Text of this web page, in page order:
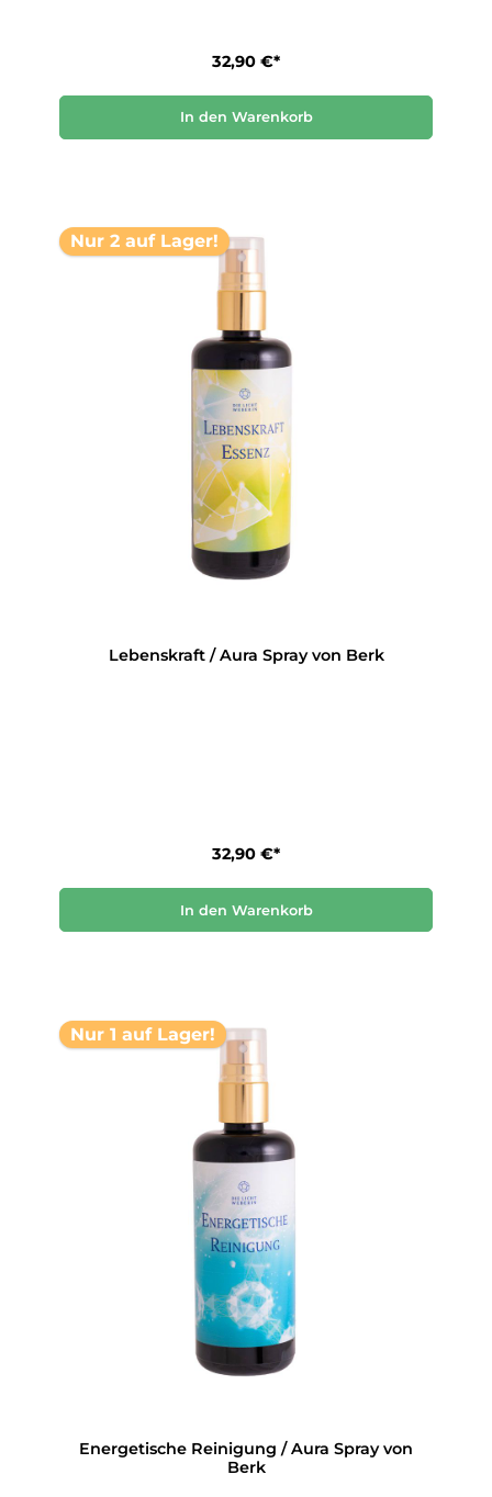
32,90 €*
In den Warenkorb
Nur 2 auf Lager!
Lebenskraft / Aura Spray von Berk
32,90 €*
In den Warenkorb
Nur 1 auf Lager!
Energetische Reinigung / Aura Spray von
Berk